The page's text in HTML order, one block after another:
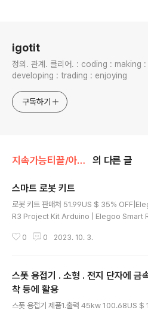
igotit
정의. 관계. 클리어. : coding : making : creating :
developing : trading : enjoying
구독하기
지속가능티끌/아이템 의 다른 글
스마트 로봇 키트
로봇 키트 판매처 51.99US $ 35%
R3 Project Kit Arduino | Elegoo Smart
Shopping, Better Living!
급한것임. 입수 : 2017년 말 모형 카 프레임
입시 같이 들어온것. 사양 - 기어비 : 1:48 - 모
압 : 3V ~ 12V DC. 적정 인가 전압 : 6~
0 0 2023. 10. 3.
스폿 용접기 . 소형 . 전지 단자에 금
착 등에 활용
스폿 용접기 제품1.출력 45kw 100.68US $